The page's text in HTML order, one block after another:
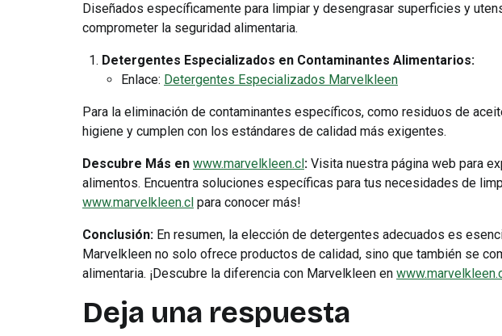
Diseñados específicamente para limpiar y desengrasar superficies y
comprometer la seguridad alimentaria.
Detergentes Especializados en Contaminantes Alimentarios:
Enlace: Detergentes Especializados Marvelkleen
Para la eliminación de contaminantes específicos, como residuos de
higiene y cumplen con los estándares de calidad más exigentes.
Descubre Más en www.marvelkleen.cl: Visita nuestra página web para
alimentos. Encuentra soluciones específicas para tus necesidades de
www.marvelkleen.cl para conocer más!
Conclusión: En resumen, la elección de detergentes adecuados es
Marvelkleen no solo ofrece productos de calidad, sino que también se
alimentaria. ¡Descubre la diferencia con Marvelkleen en
Deja una respuesta